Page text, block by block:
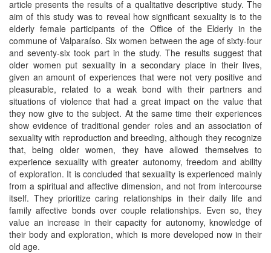
article presents the results of a qualitative descriptive study. The
aim of this study was to reveal how significant sexuality is to the
elderly female participants of the Office of the Elderly in the
commune of Valparaíso. Six women between the age of sixty-four
and seventy-six took part in the study. The results suggest that
older women put sexuality in a secondary place in their lives,
given an amount of experiences that were not very positive and
pleasurable, related to a weak bond with their partners and
situations of violence that had a great impact on the value that
they now give to the subject. At the same time their experiences
show evidence of traditional gender roles and an association of
sexuality with reproduction and breeding, although they recognize
that, being older women, they have allowed themselves to
experience sexuality with greater autonomy, freedom and ability
of exploration. It is concluded that sexuality is experienced mainly
from a spiritual and affective dimension, and not from intercourse
itself. They prioritize caring relationships in their daily life and
family affective bonds over couple relationships. Even so, they
value an increase in their capacity for autonomy, knowledge of
their body and exploration, which is more developed now in their
old age.